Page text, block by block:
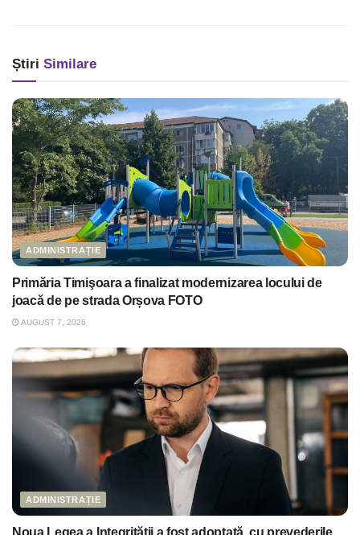
Știri Similare
ADMINISTRAȚIE
Primăria Timişoara a finalizat modernizarea locului de
joacă de pe strada Orșova FOTO
AUGUST 7, 2026
ADMINISTRAȚIE